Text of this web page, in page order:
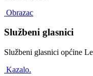
Obrazac
Službeni glasnici
Službeni glasnici općine
Kazalo.